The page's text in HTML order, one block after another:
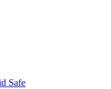
Safe